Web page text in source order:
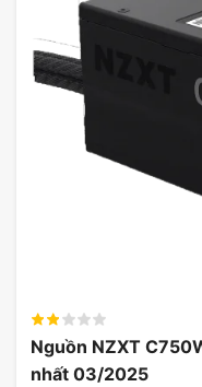
Nguồn NZXT
nhất 03/2025